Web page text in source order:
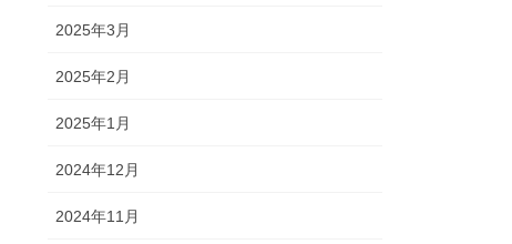
2025年3月
2025年2月
2025年1月
2024年12月
2024年11月